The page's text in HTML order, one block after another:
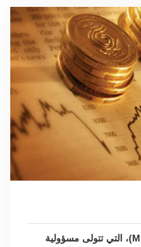
منذ تأسيس وزارة الاستثمار (MISA)، التي تتولى مسؤولية